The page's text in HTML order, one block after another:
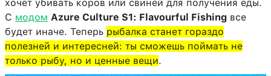
хочет убивать коров или свиней для получения еды.
С модом Azure Culture S1: Flavourful Fishing все
будет иначе. Теперь рыбалка станет гораздо
полезней и интересней: ты сможешь поймать не
только рыбу, но и ценные вещи.